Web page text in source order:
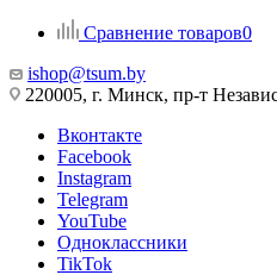
Сравнение товаров0
ishop@tsum.by
220005, г. Минск, пр-т
Вконтакте
Facebook
Instagram
Telegram
YouTube
Одноклассники
TikTok